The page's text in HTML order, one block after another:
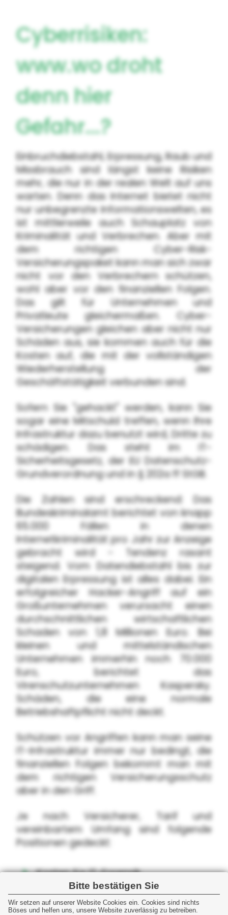
Bitte bestätigen Sie
Wir setzen auf unserer Website Cookies ein. Cookies sind nichts
Böses und helfen uns, unsere Website zuverlässig zu betreiben.
Cyberrisiken:
www.wo droht
denn hier
Gefahr...?
Einbruchdiebstahl, Erpressung, Raub und
Missbrauch sind längst keine Risiken
mehr, die nur in der realen Welt auf uns
warten. Denn das Internet bietet nicht
nur unbegrenzte Informationswelten, es
ist mittlerweile auch Schauplatz von
Kriminalität und Verbrechen. Aber mit
dem richtigen Cyber-Risk-
Versicherungspaket kann man sich zwar
nicht vor den Verbrechern schützen,
wohl aber vor den finanziellen Folgen.
Das gilt für Unternehmen und
Privatleute gleichermaßen. Cyber-
Versicherungen gleichen aber nicht nur
Schäden aus, sie kommen auch für die
Kosten auf, die mit der vollständigen
Wiederherstellung der
Geschäftstätigkeit verbunden sind.
Sofern Sie "gehackt" werden, kann Sie
sogar eine Mitschuld treffen, wenn Ihre
Infrastruktur dazu benutzt wird, Dritte zu
schädigen. Das steht im IT-
Sicherheitsgesetz, der EU Datenschutz-
Grundverordnung und in § 202a ff StGB.
Die Zahlen sind erschreckend: Das
Bundeskriminalamt berichtet von knapp
65.000 Fällen in denen
Internetkriminalität pro Jahr zur Anzeige
gebracht wird - Tendenz rasant
steigend. Vom Datendiebstahl bis zur
digitalen Erpressung ist alles dabei. Ein
erfolgreicher Hacker-Angriff auf ein
Großunternehmen verursacht einen
durchschnittlichen wirtschaftlichen
Schaden von 1,8 Millionen Euro. Bei
kleinen und mittelständischen
Unternehmen immerhin noch 70.000
Euro, berichtet das
Virenschutzunternehmen Kaspersky.
Schäden, die eine normale
Betriebshaftpflicht nicht deckt.
Schützen vor Angriffen kann man seine
IT-Infrastruktur immer nur bedingt, die
finanziellen Folgen bekommt man mit
dem richtigen Versicherungsschutz
aber in den Griff.
Je nach Versicherer, Tarif und
vereinbartem Umfang sind folgende
Positionen gedeckt:
Kosten für IT-Forensik
Rechtsberatung
Informationskosten